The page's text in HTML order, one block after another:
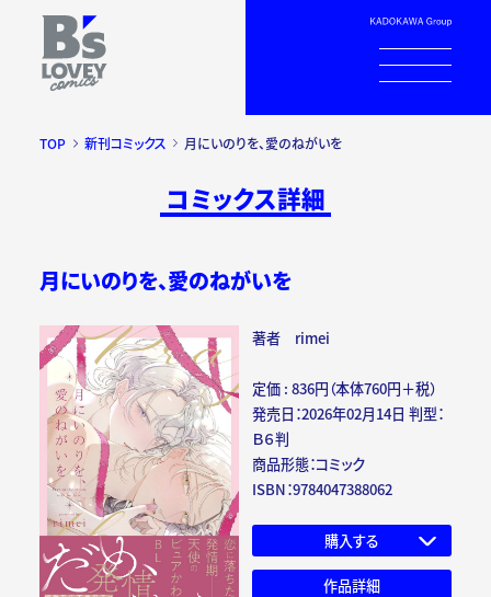
TOP 新刊コミックス 月にいのりを、愛のねがいを
コミックス詳細
月にいのりを、愛のねがいを
著者 rimei
定価 : 836円（本体760円＋税）
発売日：2026年02月14日 判型：
Ｂ６判
商品形態：コミック
ISBN：9784047388062
購入する
作品詳細